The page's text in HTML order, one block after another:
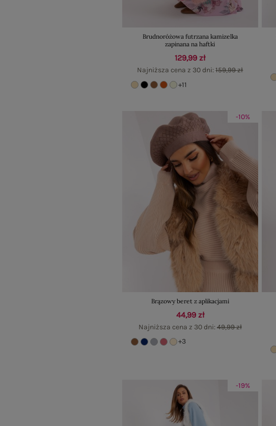
Brudnoróżowa futrzana kamizelka
zapinana na haftki
129,99 zł
Najniższa cena z 30 dni:159,99 zł
+11
-10%
Brązowy beret z aplikacjami
44,99 zł
Najniższa cena z 30 dni:49,99 zł
+3
-19%